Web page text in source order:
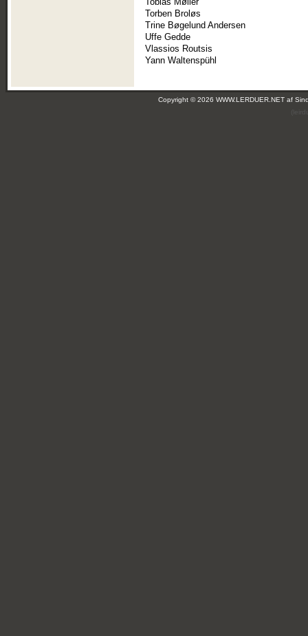
Torben Broløs
Trine Bøgelund Andersen
Uffe Gedde
Vlassios Routsis
Yann Waltenspühl
Copyright © 2026 WWW.LERDUER.NET af